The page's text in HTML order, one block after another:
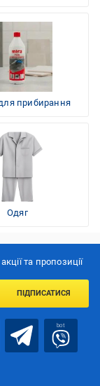
прибирання
Одяг
та пропозиції
ПІДПИСАТИСЯ
bot